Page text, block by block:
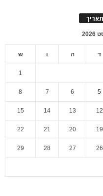
ד ה ו ש
1
5
6
7
8
12
13
14
15
19
20
21
22
26
27
28
29